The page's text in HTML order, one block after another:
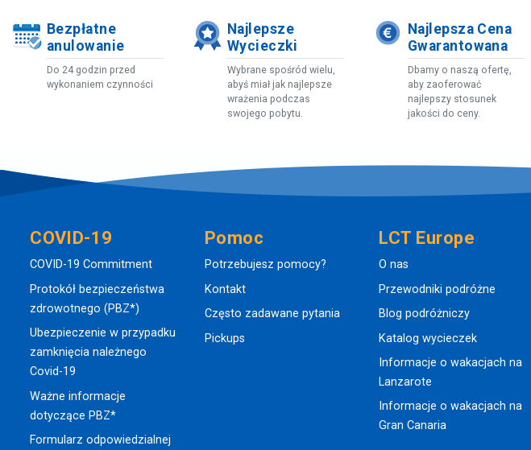
Bezpłatne
anulowanie
Do 24 godzin przed
wykonaniem czynności
Najlepsze
Wycieczki
Wybrane spośród wielu,
abyś miał jak najlepsze
wrażenia podczas
swojego pobytu.
Najlepsza Cena
Gwarantowana
Dbamy o naszą ofertę,
aby zaoferować
najlepszy stosunek
jakości do ceny.
COVID-19
COVID-19 Commitment
Protokół bezpieczeństwa
zdrowotnego (PBZ*)
Ubezpieczenie w przypadku
zamknięcia należnego
Covid-19
Ważne informacje
dotyczące PBZ*
Formularz odpowiedzialnej
Pomoc
Potrzebujesz pomocy?
Kontakt
Często zadawane pytania
Pickups
LCT Europe
O nas
Przewodniki podróżne
Blog podróżniczy
Katalog wycieczek
Informacje o wakacjach na
Lanzarote
Informacje o wakacjach na
Gran Canaria